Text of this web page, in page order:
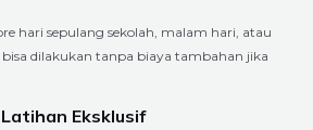
hari sepulang sekolah, malam hari, atau
bisa dilakukan tanpa biaya tambahan jika
Eksklusif